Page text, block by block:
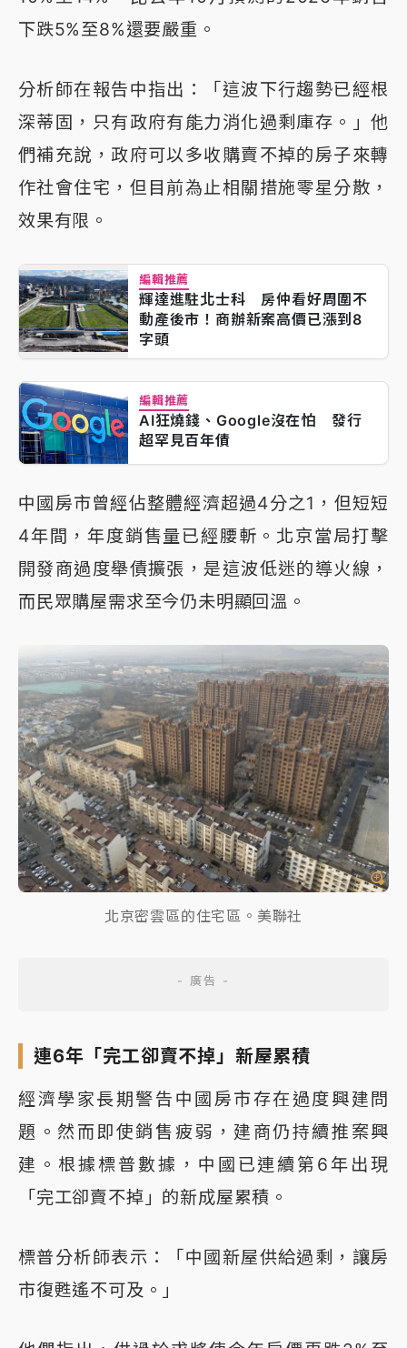
下跌5%至8%還要嚴重。
分析師在報告中指出：「這波下行趨勢已經根
深蒂固，只有政府有能力消化過剩庫存。」他
們補充說，政府可以多收購賣不掉的房子來轉
作社會住宅，但目前為止相關措施零星分散，
效果有限。
編輯推薦
輝達進駐北士科 房仲看好周圍不
動產後市！商辦新案高價已漲到8
字頭
編輯推薦
AI狂燒錢、Google沒在怕 發行
超罕見百年債
中國房市曾經佔整體經濟超過4分之1，但短短
4年間，年度銷售量已經腰斬。北京當局打擊
開發商過度舉債擴張，是這波低迷的導火線，
而民眾購屋需求至今仍未明顯回溫。
北京密雲區的住宅區。美聯社
連6年「完工卻賣不掉」新屋累積
經濟學家長期警告中國房市存在過度興建問
題。然而即使銷售疲弱，建商仍持續推案興
建。根據標普數據，中國已連續第6年出現
「完工卻賣不掉」的新成屋累積。
標普分析師表示：「中國新屋供給過剩，讓房
市復甦遙不可及。」